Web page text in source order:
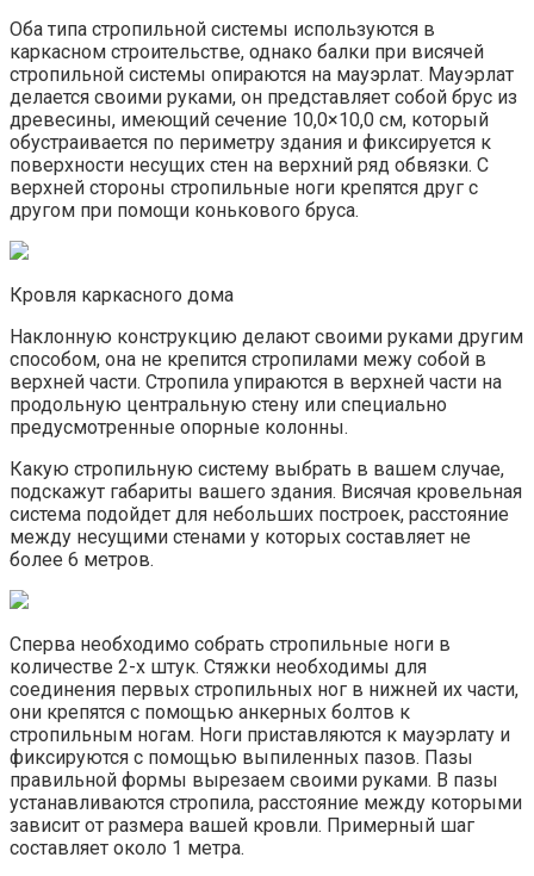
Оба типа стропильной системы используются в
каркасном строительстве, однако балки при висячей
стропильной системы опираются на мауэрлат. Мауэрлат
делается своими руками, он представляет собой брус из
древесины, имеющий сечение 10,0×10,0 см, который
обустраивается по периметру здания и фиксируется к
поверхности несущих стен на верхний ряд обвязки. С
верхней стороны стропильные ноги крепятся друг с
другом при помощи конькового бруса.
Кровля каркасного дома
Наклонную конструкцию делают своими руками другим
способом, она не крепится стропилами межу собой в
верхней части. Стропила упираются в верхней части на
продольную центральную стену или специально
предусмотренные опорные колонны.
Какую стропильную систему выбрать в вашем случае,
подскажут габариты вашего здания. Висячая кровельная
система подойдет для небольших построек, расстояние
между несущими стенами у которых составляет не
более 6 метров.
Сперва необходимо собрать стропильные ноги в
количестве 2-х штук. Стяжки необходимы для
соединения первых стропильных ног в нижней их части,
они крепятся с помощью анкерных болтов к
стропильным ногам. Ноги приставляются к мауэрлату и
фиксируются с помощью выпиленных пазов. Пазы
правильной формы вырезаем своими руками. В пазы
устанавливаются стропила, расстояние между которыми
зависит от размера вашей кровли. Примерный шаг
составляет около 1 метра.